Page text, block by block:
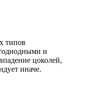
типов
и
цоколей,
иначе.